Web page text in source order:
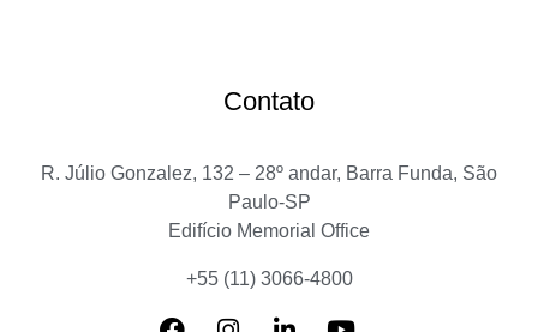
Contato
R. Júlio Gonzalez, 132 – 28º andar, Barra Funda, São
Paulo-SP
Edifício Memorial Office
+55 (11) 3066-4800